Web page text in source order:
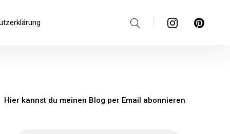
InstagramPinterest
Hier kannst du meinen Blog per Email abonnieren